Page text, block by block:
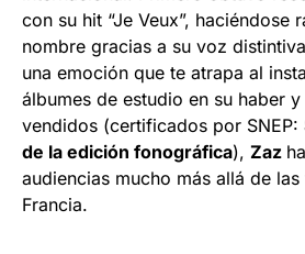
con su hit “Je Veux”, haciéndose
nombre gracias a su voz
una emoción que te atrapa al
álbumes de estudio en su haber
vendidos (certificados por SNEP:
de la edición fonográfica), Zaz
audiencias mucho más allá de
Francia.